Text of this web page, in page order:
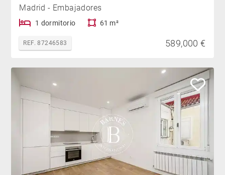
Madrid - Embajadores
1 dormitorio 61 m²
REF. 87246583 589,000 €